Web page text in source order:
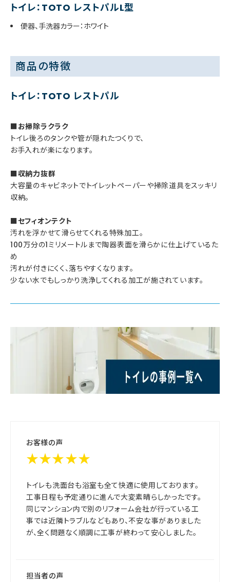
トイレ：TOTO レストパルL型
便器、手洗器カラー：ホワイト
商品の特徴
トイレ：TOTO レストパル
■お掃除ラクラク
トイレ後ろのタンクや管が隠れたつくりで、
お手入れが楽になります。
■収納力抜群
大容量のキャビネットでトイレットペーパーや掃除道具をスッキリ
収納。
■セフィオンテクト
汚れを浮かせて滑らせてくれる特殊加工。
100万分の1ミリメートルまで陶器表面を滑らかに仕上げているた
め
汚れが付きにくく、落ちやすくなります。
少ない水でもしっかり洗浄してくれる加工が施されています。
お客様の声
★★★★★
トイレも洗面台も浴室も全て快適に使用しております。
工事日程も予定通りに進んで大変素晴らしかったです。
同じマンション内で別のリフォーム会社が行っている工
事では近隣トラブルなどもあり、不安な事がありました
が、全く問題なく順調に工事が終わって安心しました。
担当者の声